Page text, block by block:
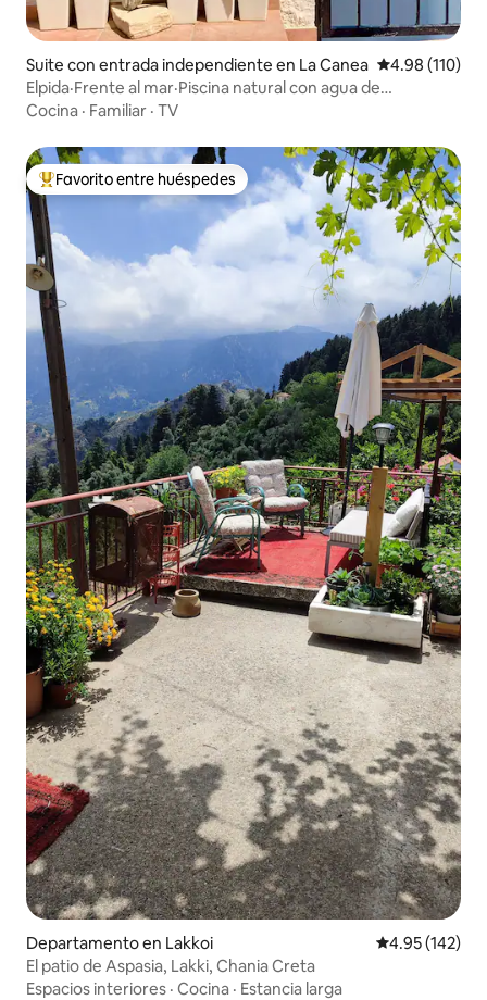
Suite con entrada independiente en La Canea Calificación
4.98 (110)
Elpida·Frente al mar·Piscina natural con agua de
mar·Vistas panorámicas
Cocina · Familiar · TV
De los mejores en Favorito entre huéspedes
Favorito entre huéspedes
Departamento en Lakkoi Calificación
4.95 (142)
El patio de Aspasia, Lakki, Chania Creta
Espacios interiores · Cocina · Estancia larga